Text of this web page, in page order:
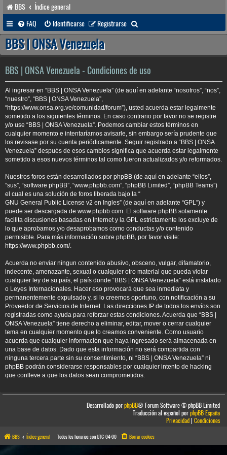
BBS
Índice general
FAQ
Identificarse Registrarse
u
a
r
BBS | ONSA Venezuela
BBS | ONSA Venezuela - Condiciones de uso
Al ingresar en “BBS | ONSA Venezuela” (de aquí en adelante “nosotros”, “nos”,
“nuestro”, “BBS | ONSA Venezuela”,
“https://www.onsa.org.ve/comunidad/forum”), usted acuerda estar legalmente
sometido a los siguientes términos. En caso contrario por favor no se registre
y/o use “BBS | ONSA Venezuela”. Podemos cambiar estos términos en
cualquier momento e intentaríamos avisarle, sin embargo sería prudente que
los revisase por su cuenta periódicamente. Seguir registrado a “BBS | ONSA
Venezuela” después de esos cambios significa que acuerda estar legalmente
sometido a esos nuevos términos tal como fueron actualizados y/o reformados.
Nuestros foros están desarrollados por phpBB (de aquí en adelante “ellos”,
“sus”, “software phpBB”, “www.phpbb.com”, “phpBB Limited”, “phpBB Teams”)
el cual es una solución de foros liberada bajo la “
GNU General Public License v2 en Ingles” (de aquí en adelante “GPL”) y
puede ser descargada de www.phpbb.com. El software phpBB solamente
facilita discusiones basadas en Internet y la GPL estrictamente los excluye de
lo que aprobamos y/o desaprobamos como conductas y/o contenido
permisible. Para más información sobre phpBB, por favor visite:
https://www.phpbb.com/.
Acuerda no enviar ningun contenido abusivo, obsceno, vulgar, difamatorio,
indecente, amenazante, sexual o cualquier otro material que pueda violar
cualquier ley de su país, el país donde “BBS | ONSA Venezuela” está instalado
o Leyes Internacionales. Hacer eso provocará que sea inmediata y
permanentemente expulsado y, si lo creemos oportuno, con notificación a su
Proveedor de Servicios de Internet. Las direcciones IP de todos los envíos son
registradas como ayuda para reforzar estas condiciones. Acuerda que “BBS |
ONSA Venezuela” tiene derecho a eliminar, editar, mover o cerrar cualquier
tema en cualquier momento que lo creamos conveniente. Como usuario
acuerda que cualquier información que haya ingresado será almacenada en
una base de datos. Dado que esta información no será compartida con
ninguna tercera parte sin su consentimiento, ni “BBS | ONSA Venezuela” ni
phpBB podrán considerarse responsables por cualquier intento de hacking
que conlleve a que los datos sean comprometidos.
Desarrollado porphpBB® Forum Software © phpBB Limited
Traducción al español porphpBB España
Privacidad|Condiciones
BBS Índice general Todos los horarios sonUTC-04:00 Borrar cookies